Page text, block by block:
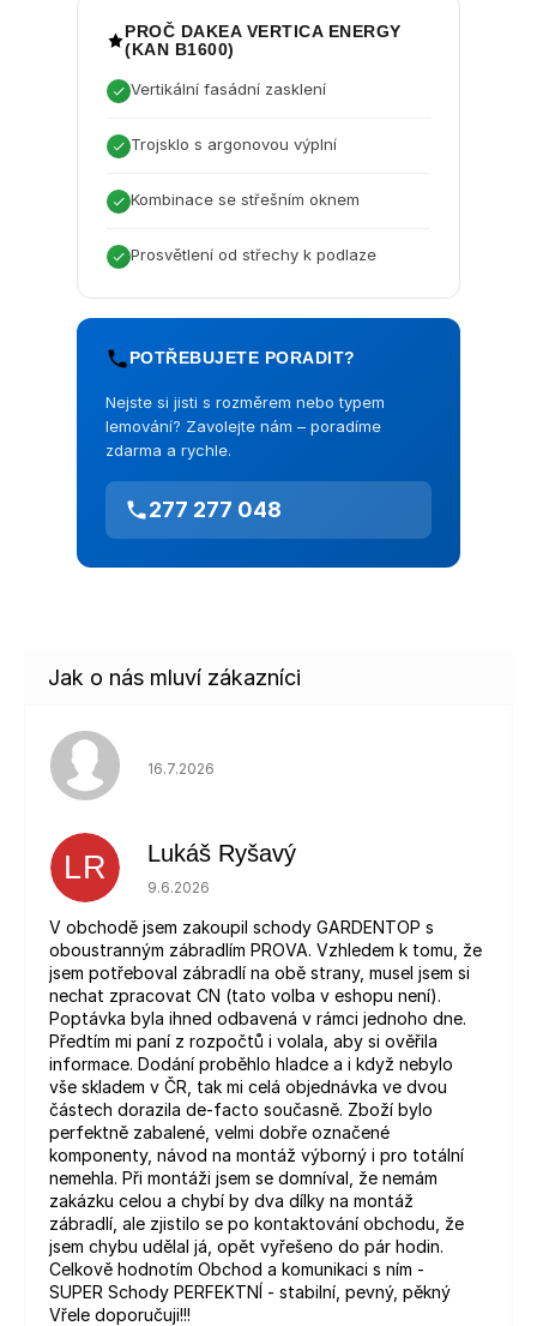
PROČ DAKEA VERTICA ENERGY
(KAN B1600)
Vertikální fasádní zasklení
Trojsklo s argonovou výplní
Kombinace se střešním oknem
Prosvětlení od střechy k podlaze
POTŘEBUJETE PORADIT?
Nejste si jisti s rozměrem nebo typem
lemování? Zavolejte nám – poradíme
zdarma a rychle.
277 277 048
Hodnocení obchodu je 5 z 5 hvězdiček.
16.7.2026
LR Lukáš Ryšavý
Hodnocení obchodu je 5 z 5 hvězdiček.
9.6.2026
V obchodě jsem zakoupil schody GARDENTOP s
oboustranným zábradlím PROVA. Vzhledem k tomu, že
jsem potřeboval zábradlí na obě strany, musel jsem si
nechat zpracovat CN (tato volba v eshopu není).
Poptávka byla ihned odbavená v rámci jednoho dne.
Předtím mi paní z rozpočtů i volala, aby si ověřila
informace. Dodání proběhlo hladce a i když nebylo
vše skladem v ČR, tak mi celá objednávka ve dvou
částech dorazila de-facto současně. Zboží bylo
perfektně zabalené, velmi dobře označené
komponenty, návod na montáž výborný i pro totální
nemehla. Při montáži jsem se domníval, že nemám
zakázku celou a chybí by dva dílky na montáž
zábradlí, ale zjistilo se po kontaktování obchodu, že
jsem chybu udělal já, opět vyřešeno do pár hodin.
Celkově hodnotím Obchod a komunikaci s ním -
SUPER Schody PERFEKTNÍ - stabilní, pevný, pěkný
Vřele doporučuji!!!